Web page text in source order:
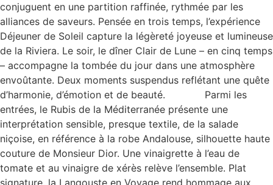
conjuguent en une partition raffinée, rythmée par les
alliances de saveurs. Pensée en trois temps, l’expérience
Déjeuner de Soleil capture la légèreté joyeuse et lumineuse
de la Riviera. Le soir, le dîner Clair de Lune – en cinq temps
– accompagne la tombée du jour dans une atmosphère
envoûtante. Deux moments suspendus reflétant une quête
d’harmonie, d’émotion et de beauté. Parmi les
entrées, le Rubis de la Méditerranée présente une
interprétation sensible, presque textile, de la salade
niçoise, en référence à la robe Andalouse, silhouette haute
couture de Monsieur Dior. Une vinaigrette à l’eau de
tomate et au vinaigre de xérès relève l’ensemble. Plat